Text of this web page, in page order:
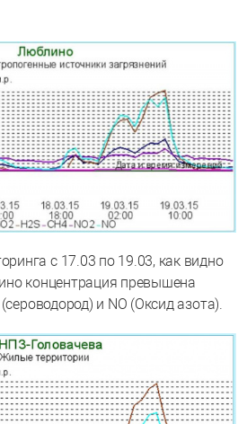
с 17.03 по 19.03, как видно
концентрация превышена
и NO (Оксид азота).